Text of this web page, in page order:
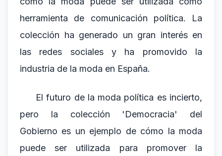
herramienta de comunicación política. La
colección ha generado un gran interés en
las redes sociales y ha promovido la
industria de la moda en España.
El futuro de la moda política es incierto,
pero la colección 'Democracia' del
Gobierno es un ejemplo de cómo la moda
puede ser utilizada para promover la